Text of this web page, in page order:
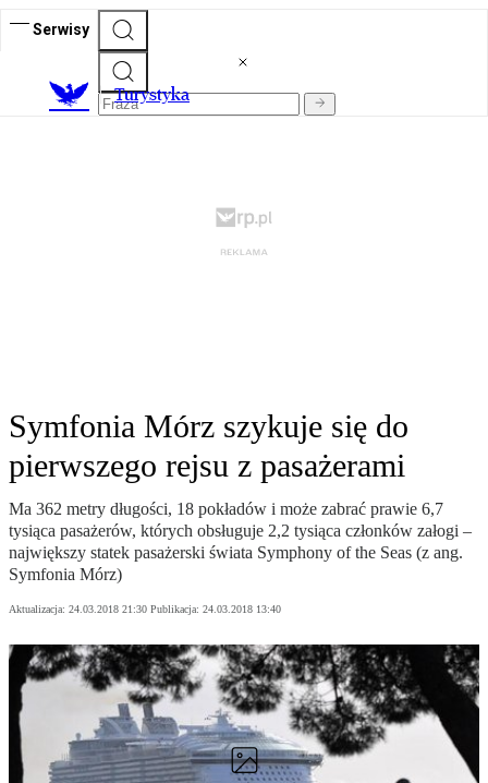
Serwisy
Turystyka
Symfonia Mórz szykuje się do
pierwszego rejsu z pasażerami
Ma 362 metry długości, 18 pokładów i może zabrać prawie 6,7
tysiąca pasażerów, których obsługuje 2,2 tysiąca członków załogi –
największy statek pasażerski świata Symphony of the Seas (z ang.
Symfonia Mórz)
Aktualizacja: 24.03.2018 21:30 Publikacja: 24.03.2018 13:40